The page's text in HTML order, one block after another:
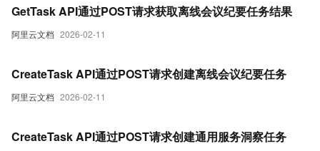
阿里云文档 2026-02-11
GetTask API通过POST请求获取离线会议纪要任务结果
阿里云文档 2026-02-11
CreateTask API通过POST请求创建离线会议纪要任务
CreateTask API通过POST请求创建通用服务洞察任务